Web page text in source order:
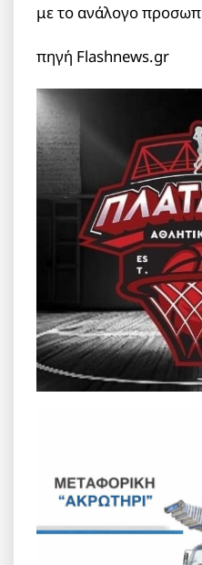
με το ανάλογο
πηγή Flashnews.gr